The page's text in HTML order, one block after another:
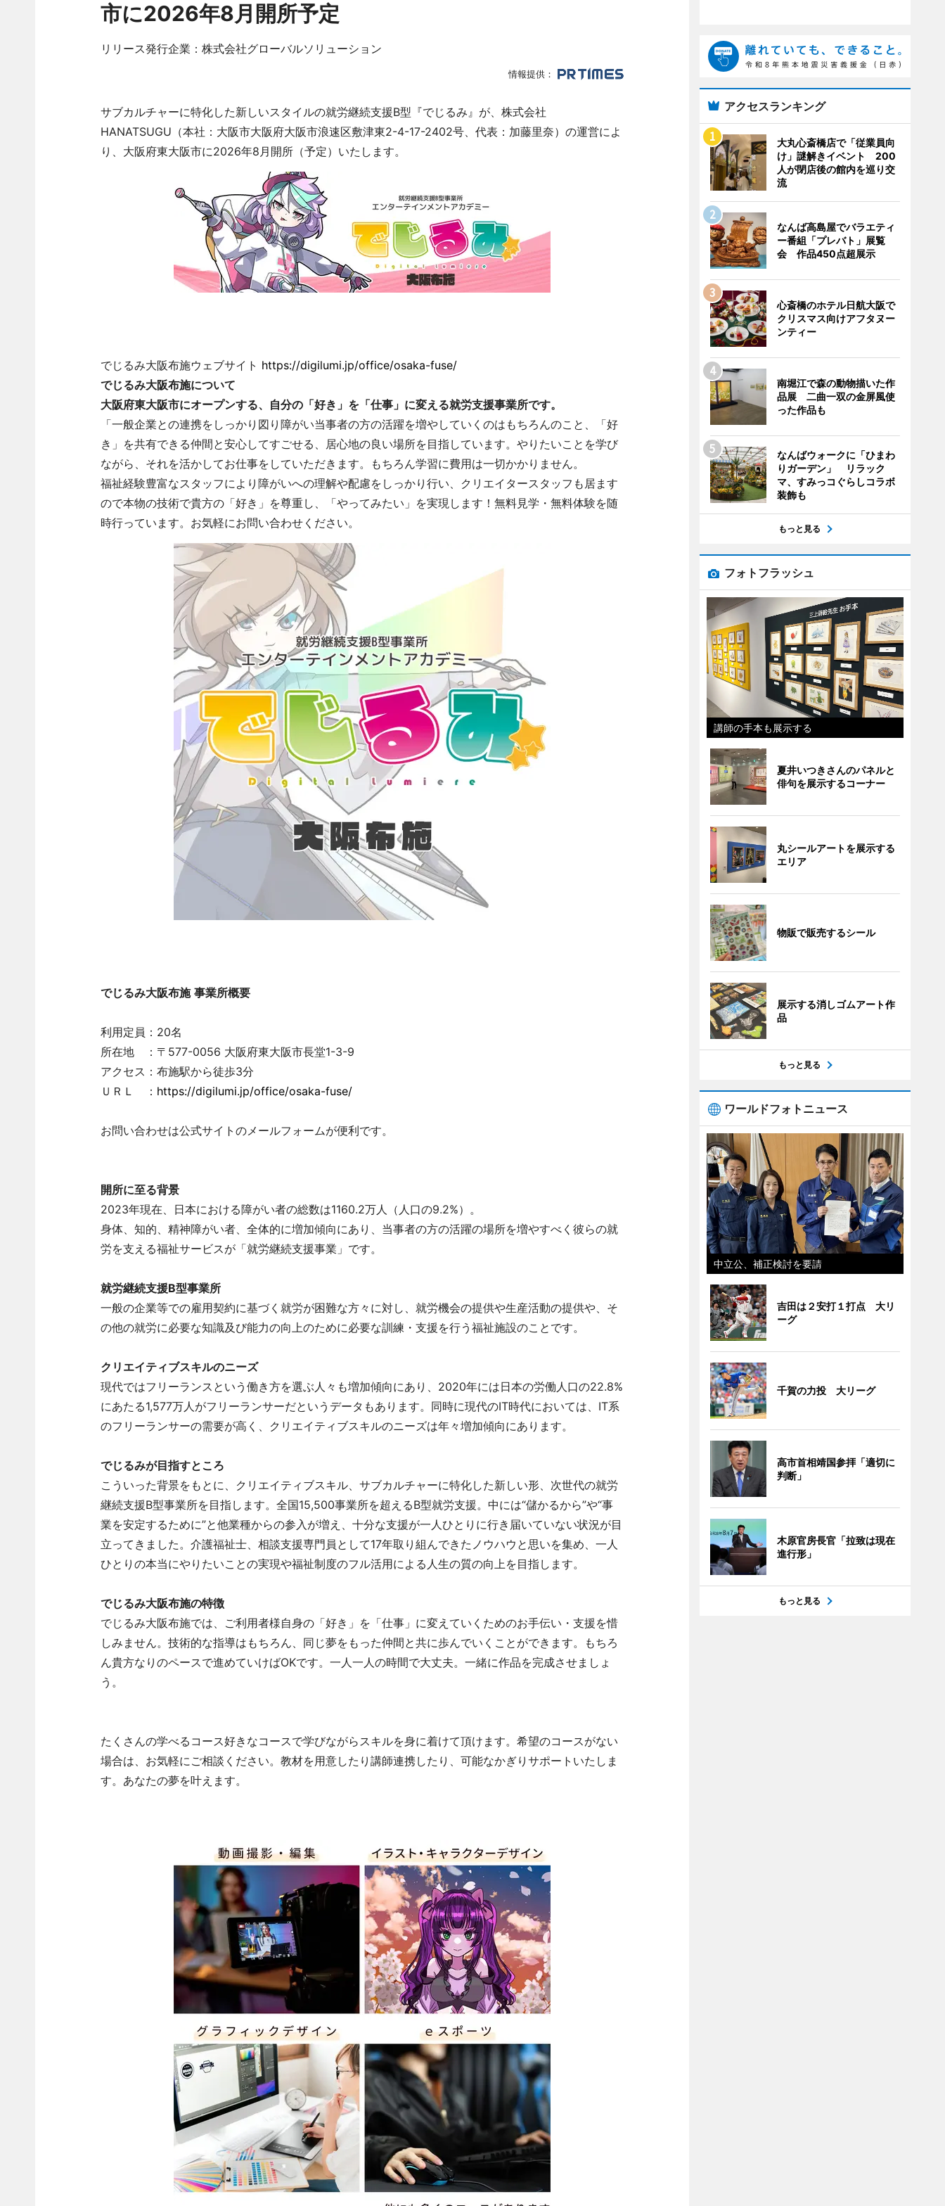
市に2026年8月開所予定
リリース発行企業：株式会社グローバルソリューション
情報提供：
サブカルチャーに特化した新しいスタイルの就労継続支援B型『でじるみ』が、株式会社
HANATSUGU（本社：大阪市大阪府大阪市浪速区敷津東2-4-17-2402号、代表：加藤里奈）の運営によ
り、大阪府東大阪市に2026年8月開所（予定）いたします。
でじるみ大阪布施ウェブサイト https://digilumi.jp/office/osaka-fuse/
でじるみ大阪布施について
大阪府東大阪市にオープンする、自分の「好き」を「仕事」に変える就労支援事業所です。
「一般企業との連携をしっかり図り障がい当事者の方の活躍を増やしていくのはもちろんのこと、「好
き」を共有できる仲間と安心してすごせる、居心地の良い場所を目指しています。やりたいことを学び
ながら、それを活かしてお仕事をしていただきます。もちろん学習に費用は一切かかりません。
福祉経験豊富なスタッフにより障がいへの理解や配慮をしっかり行い、クリエイタースタッフも居ます
ので本物の技術で貴方の「好き」を尊重し、「やってみたい」を実現します！無料見学・無料体験を随
時行っています。お気軽にお問い合わせください。
でじるみ大阪布施 事業所概要
利用定員：20名
所在地 ：〒577-0056 大阪府東大阪市長堂1-3-9
アクセス：布施駅から徒歩3分
ＵＲＬ ： https://digilumi.jp/office/osaka-fuse/
お問い合わせは公式サイトのメールフォームが便利です。
開所に至る背景
2023年現在、日本における障がい者の総数は1160.2万人（人口の9.2%）。
身体、知的、精神障がい者、全体的に増加傾向にあり、当事者の方の活躍の場所を増やすべく彼らの就
労を支える福祉サービスが「就労継続支援事業」です。
就労継続支援B型事業所
一般の企業等での雇用契約に基づく就労が困難な方々に対し、就労機会の提供や生産活動の提供や、そ
の他の就労に必要な知識及び能力の向上のために必要な訓練・支援を行う福祉施設のことです。
クリエイティブスキルのニーズ
現代ではフリーランスという働き方を選ぶ人々も増加傾向にあり、2020年には日本の労働人口の22.8%
にあたる1,577万人がフリーランサーだというデータもあります。同時に現代のIT時代においては、IT系
のフリーランサーの需要が高く、クリエイティブスキルのニーズは年々増加傾向にあります。
でじるみが目指すところ
こういった背景をもとに、クリエイティブスキル、サブカルチャーに特化した新しい形、次世代の就労
継続支援B型事業所を目指します。全国15,500事業所を超えるB型就労支援。中には“儲かるから”や“事
業を安定するために”と他業種からの参入が増え、十分な支援が一人ひとりに行き届いていない状況が目
立ってきました。介護福祉士、相談支援専門員として17年取り組んできたノウハウと思いを集め、一人
ひとりの本当にやりたいことの実現や福祉制度のフル活用による人生の質の向上を目指します。
でじるみ大阪布施の特徴
でじるみ大阪布施では、ご利用者様自身の「好き」を「仕事」に変えていくためのお手伝い・支援を惜
しみません。技術的な指導はもちろん、同じ夢をもった仲間と共に歩んでいくことができます。もちろ
ん貴方なりのペースで進めていけばOKです。一人一人の時間で大丈夫。一緒に作品を完成させましょ
う。
たくさんの学べるコース好きなコースで学びながらスキルを身に着けて頂けます。希望のコースがない
場合は、お気軽にご相談ください。教材を用意したり講師連携したり、可能なかぎりサポートいたしま
す。あなたの夢を叶えます。
アクセスランキング
大丸心斎橋店で「従業員向
け」謎解きイベント 200
人が閉店後の館内を巡り交
流
なんば高島屋でバラエティ
ー番組「プレバト」展覧
会 作品450点超展示
心斎橋のホテル日航大阪で
クリスマス向けアフタヌー
ンティー
南堀江で森の動物描いた作
品展 二曲一双の金屏風使
った作品も
なんばウォークに「ひまわ
りガーデン」 リラック
マ、すみっコぐらしコラボ
装飾も
もっと見る
フォトフラッシュ
講師の手本も展示する
夏井いつきさんのパネルと
俳句を展示するコーナー
丸シールアートを展示する
エリア
物販で販売するシール
展示する消しゴムアート作
品
もっと見る
ワールドフォトニュース
中立公、補正検討を要請
吉田は２安打１打点 大リ
ーグ
千賀の力投 大リーグ
高市首相靖国参拝「適切に
判断」
木原官房長官「拉致は現在
進行形」
もっと見る